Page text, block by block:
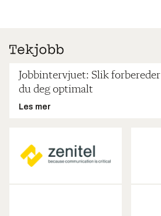
Jobbintervjuet: Slik forbereder
du deg optimalt
Les mer